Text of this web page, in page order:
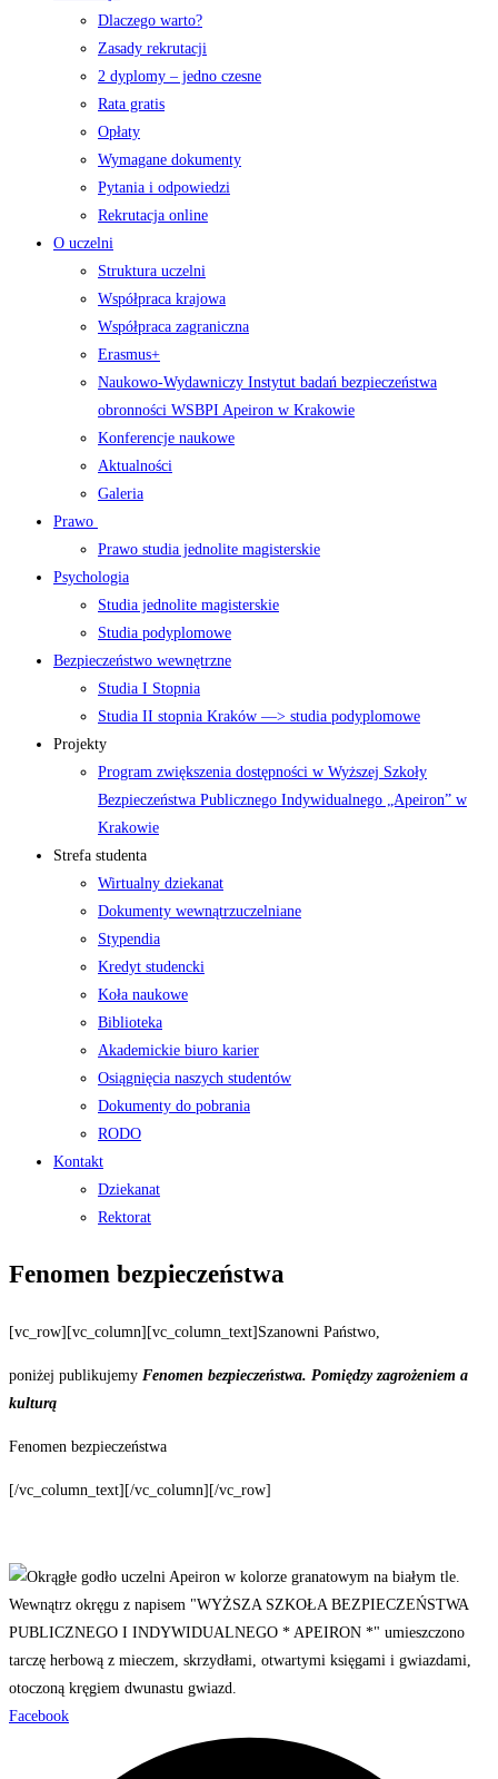
Dlaczego warto?
Zasady rekrutacji
2 dyplomy – jedno czesne
Rata gratis
Opłaty
Wymagane dokumenty
Pytania i odpowiedzi
Rekrutacja online
O uczelni
Struktura uczelni
Współpraca krajowa
Współpraca zagraniczna
Erasmus+
Naukowo-Wydawniczy Instytut badań bezpieczeństwa
obronności WSBPI Apeiron w Krakowie
Konferencje naukowe
Aktualności
Galeria
Prawo
Prawo studia jednolite magisterskie
Psychologia
Studia jednolite magisterskie
Studia podyplomowe
Bezpieczeństwo wewnętrzne
Studia I Stopnia
Studia II stopnia Kraków —> studia podyplomowe
Projekty
Program zwiększenia dostępności w Wyższej Szkoły
Bezpieczeństwa Publicznego Indywidualnego „Apeiron” w
Krakowie
Strefa studenta
Wirtualny dziekanat
Dokumenty wewnątrzuczelniane
Stypendia
Kredyt studencki
Koła naukowe
Biblioteka
Akademickie biuro karier
Osiągnięcia naszych studentów
Dokumenty do pobrania
RODO
Kontakt
Dziekanat
Rektorat
Fenomen bezpieczeństwa
[vc_row][vc_column][vc_column_text]Szanowni Państwo,
poniżej publikujemy Fenomen bezpieczeństwa. Pomiędzy zagrożeniem a
kulturą
Fenomen bezpieczeństwa
[/vc_column_text][/vc_column][/vc_row]
Facebook